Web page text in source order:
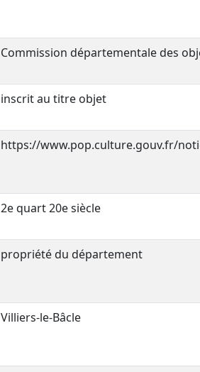
Commission départementale des
inscrit au titre objet
https://www.pop.culture.gouv.fr/
2e quart 20e siècle
propriété du département
Villiers-le-Bâcle